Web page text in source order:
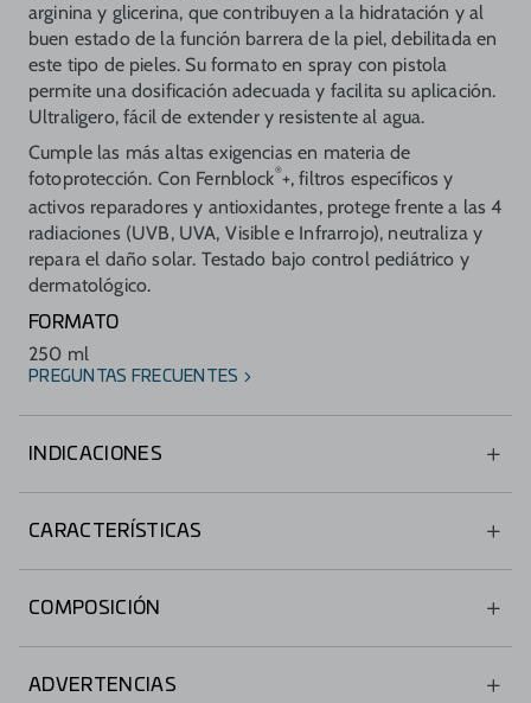
arginina y glicerina, que contribuyen a la hidratación y al
buen estado de la función barrera de la piel, debilitada en
este tipo de pieles. Su formato en spray con pistola
permite una dosificación adecuada y facilita su aplicación.
Ultraligero, fácil de extender y resistente al agua.
Cumple las más altas exigencias en materia de
fotoprotección. Con Fernblock®+, filtros específicos y
activos reparadores y antioxidantes, protege frente a las 4
radiaciones (UVB, UVA, Visible e Infrarrojo), neutraliza y
repara el daño solar. Testado bajo control pediátrico y
dermatológico.
FORMATO
250 ml
PREGUNTAS FRECUENTES
INDICACIONES
CARACTERÍSTICAS
Infrarrojo).
Actividad reparadora del daño solar.
Antioxidante.
COMPOSICIÓN
Fernblock ®+ Technology.
ADVERTENCIAS